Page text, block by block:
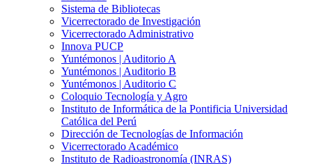
Sistema de Bibliotecas
Vicerrectorado de Investigación
Vicerrectorado Administrativo
Innova PUCP
Yuntémonos | Auditorio A
Yuntémonos | Auditorio B
Yuntémonos | Auditorio C
Coloquio Tecnología y Agro
Instituto de Informática de la Pontificia Universidad
Católica del Perú
Dirección de Tecnologías de Información
Vicerrectorado Académico
Instituto de Radioastronomía (INRAS)